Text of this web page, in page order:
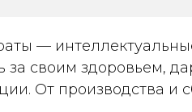
—
своим здоровьем,
От производства и